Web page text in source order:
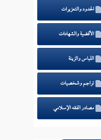
الحدود والتعزيرات
الأقضية والشهادات
اللباس والزينة
تراجم وشخصيات
مصادر الفقه الإسلامي